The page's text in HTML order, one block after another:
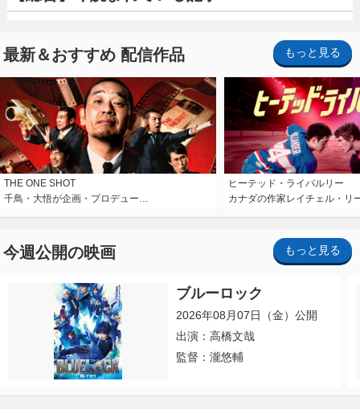
最新＆おすすめ 配信作品 もっと見る
THE ONE SHOT
千鳥・大悟が企画・プロデュー…
ヒーテッド・ライバルリー
カナダの作家レイチェル・リ
今週公開の映画 もっと見る
ブルーロック
2026年08月07日（金）公開
出演：高橋文哉
監督：瀧悠輔